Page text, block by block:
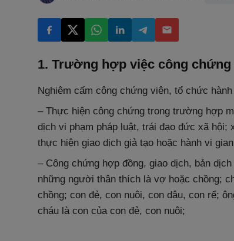
1. Trường hợp việc công
Nghiêm cấm công chứng viên, tổ chức
– Thực hiện công chứng trong trường hợp
dịch vi phạm pháp luật, trái đạo đức xã
thực hiện giao dịch giả tạo hoặc hành vi
– Công chứng hợp đồng, giao dịch, bản
những người thân thích là vợ hoặc chồng;
chồng; con đẻ, con nuôi, con dâu, con rể;
cháu là con của con đẻ, con nuôi;